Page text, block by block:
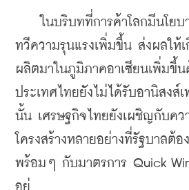
ในบริบทที่การค้าโลกมีนโยบ
ทวีความรุนแรงเพิ่มขึ้น ส่งผลให้เ
ผลิตมาในภูมิภาคอาเซียนเพิ่มขึ้
ประเทศไทยยังไม่ได้รับอานิสงส์
นั้น เศรษฐกิจไทยยังเผชิญกับคว
โครงสร้างหลายอย่างที่รัฐบาลต้อ
พร้อมๆ กับมาตรการ Quick
อยู่